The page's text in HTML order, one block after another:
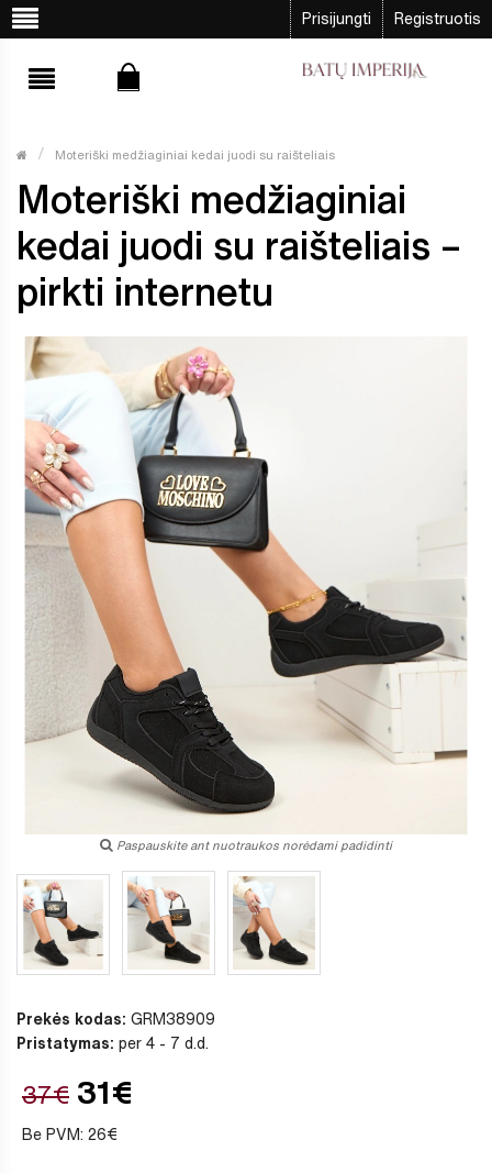
Prisijungti Registruotis
Moteriški medžiaginiai kedai juodi su raišteliais
Moteriški medžiaginiai
kedai juodi su raišteliais –
pirkti internetu
Paspauskite ant nuotraukos norėdami padidinti
Prekės kodas: GRM38909
Pristatymas: per 4 - 7 d.d.
37€ 31€
Be PVM: 26€